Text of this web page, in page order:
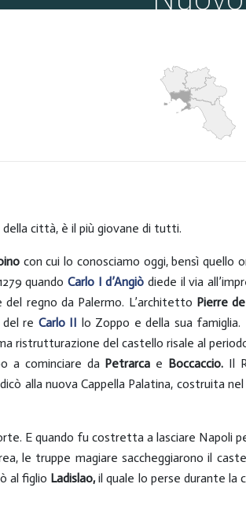
città, è il più giovane di tutti.
con cui lo conosciamo oggi, bensì quello
quando Carlo I d’Angiò diede il via
regno da Palermo. L’architetto Pierre de
re Carlo II lo Zoppo e della sua
ristrutturazione del castello risale al
a cominciare da Petrarca e Boccaccio. Il
alla nuova Cappella Palatina, costruita
E quando fu costretta a lasciare Napoli
le truppe magiare saccheggiarono il
al figlio Ladislao,il quale lo perse durante la